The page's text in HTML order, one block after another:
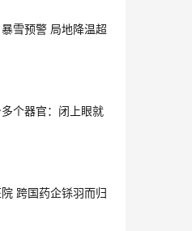
雪预警 局地降温超
个器官：闭上眼就
跨国药企铩羽而归